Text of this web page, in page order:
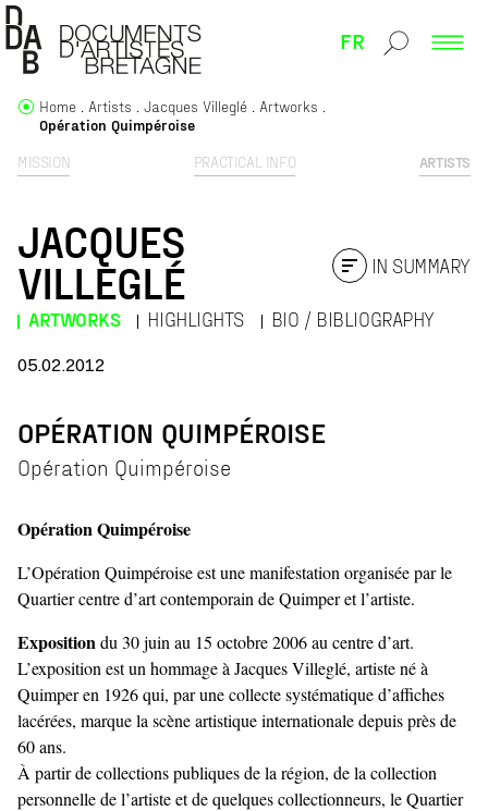
FR
MISSION PRACTICAL INFO ARTISTS
Home Artists Jacques Villeglé
Artworks
Opération Quimpéroise
JACQUES
VILLEGLÉ
ARTWORKS HIGHLIGHTS BIO / BIBLIOGRAPHY
IN SUMMARY
05.02.2012
OPÉRATION QUIMPÉROISE
Opération Quimpéroise
Opération Quimpéroise
L’Opération Quimpéroise est une manifestation organisée par le
Quartier centre d’art contemporain de Quimper et l’artiste.
Expositiondu 30 juin au 15 octobre 2006 au centre d’art.
L’exposition est un hommage à Jacques Villeglé, artiste né à
Quimper en 1926 qui, par une collecte systématique d’affiches
lacérées, marque la scène artistique internationale depuis près de
60 ans.
À partir de collections publiques de la région, de la collection
personnelle de l’artiste et de quelques collectionneurs, le Quartier